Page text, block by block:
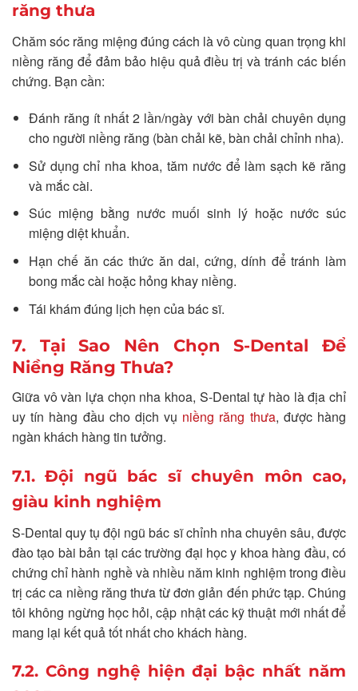
răng thưa
Chăm sóc răng miệng đúng cách là vô cùng quan trọng khi
niềng răng để đảm bảo hiệu quả điều trị và tránh các biến
chứng. Bạn cần:
Đánh răng ít nhất 2 lần/ngày với bàn chải chuyên dụng
cho người niềng răng (bàn chải kẽ, bàn chải chỉnh nha).
Sử dụng chỉ nha khoa, tăm nước để làm sạch kẽ răng
và mắc cài.
Súc miệng bằng nước muối sinh lý hoặc nước súc
miệng diệt khuẩn.
Hạn chế ăn các thức ăn dai, cứng, dính để tránh làm
bong mắc cài hoặc hỏng khay niềng.
Tái khám đúng lịch hẹn của bác sĩ.
7. Tại Sao Nên Chọn S-Dental Để
Niềng Răng Thưa?
Giữa vô vàn lựa chọn nha khoa, S-Dental tự hào là địa chỉ
uy tín hàng đầu cho dịch vụ niềng răng thưa, được hàng
ngàn khách hàng tin tưởng.
7.1. Đội ngũ bác sĩ chuyên môn cao,
giàu kinh nghiệm
S-Dental quy tụ đội ngũ bác sĩ chỉnh nha chuyên sâu, được
đào tạo bài bản tại các trường đại học y khoa hàng đầu, có
chứng chỉ hành nghề và nhiều năm kinh nghiệm trong điều
trị các ca niềng răng thưa từ đơn giản đến phức tạp. Chúng
tôi không ngừng học hỏi, cập nhật các kỹ thuật mới nhất để
mang lại kết quả tốt nhất cho khách hàng.
7.2. Công nghệ hiện đại bậc nhất năm